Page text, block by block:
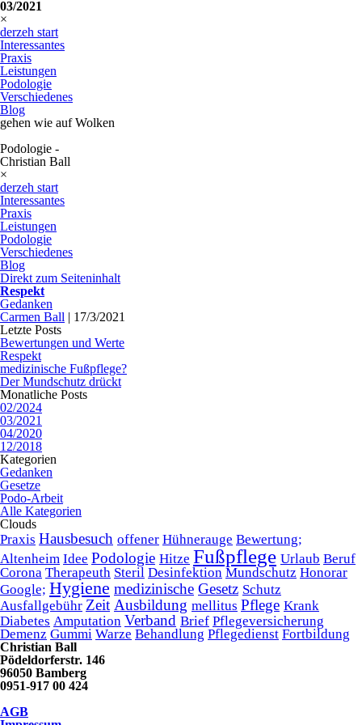
03/2021
×
derzeh start
Interessantes
Praxis
Leistungen
Podologie
Verschiedenes
Blog
gehen wie auf Wolken
Podologie -
Christian Ball
×
derzeh start
Interessantes
Praxis
Leistungen
Podologie
Verschiedenes
Blog
Direkt zum Seiteninhalt
Respekt
Gedanken
Carmen Ball | 17/3/2021
Letzte Posts
Bewertungen und Werte
Respekt
medizinische Fußpflege?
Der Mundschutz drückt
Monatliche Posts
02/2024
03/2021
04/2020
12/2018
Kategorien
Gedanken
Gesetze
Podo-Arbeit
Alle Kategorien
Clouds
Praxis Hausbesuch offener Hühnerauge Bewertung;
Altenheim Idee Podologie Hitze Fußpflege Urlaub Beruf
Corona Therapeuth Steril Desinfektion Mundschutz Honorar
Google; Hygiene medizinische Gesetz Schutz
Ausfallgebühr Zeit Ausbildung mellitus Pflege Krank
Diabetes Amputation Verband Brief Pflegeversicherung
Demenz Gummi Warze Behandlung Pflegedienst Fortbildung
Christian Ball
Pödeldorferstr. 146
96050 Bamberg
0951-917 00 424
AGB